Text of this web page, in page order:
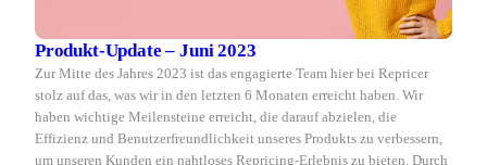
Produkt-Update – Juni 2023
Zur Mitte des Jahres 2023 ist das engagierte Team hier bei Repricer
stolz auf das, was wir in den letzten 6 Monaten erreicht haben. Wir
haben wichtige Meilensteine erreicht, die darauf abzielen, die
Effizienz und Benutzerfreundlichkeit unseres Produkts zu verbessern,
um unseren Kunden ein nahtloses Repricing-Erlebnis zu bieten. Durch